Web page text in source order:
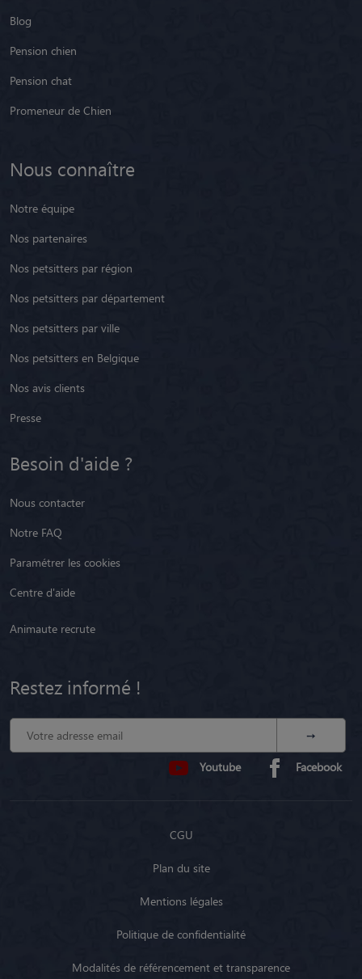
Blog
Pension chien
Pension chat
Promeneur de Chien
Nous connaître
Notre équipe
Nos partenaires
Nos petsitters par région
Nos petsitters par département
Nos petsitters par ville
Nos petsitters en Belgique
Nos avis clients
Presse
Besoin d'aide ?
Nous contacter
Notre FAQ
Paramétrer les cookies
Centre d'aide
Animaute recrute
Restez informé !
Youtube Facebook
CGU
Plan du site
Mentions légales
Politique de confidentialité
Modalités de référencement et transparence